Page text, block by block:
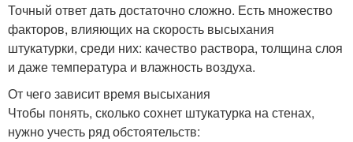
Точный ответ дать достаточно сложно. Есть множество
факторов, влияющих на скорость высыхания
штукатурки, среди них: качество раствора, толщина слоя
и даже температура и влажность воздуха.
От чего зависит время высыхания
Чтобы понять, сколько сохнет штукатурка на стенах,
нужно учесть ряд обстоятельств: